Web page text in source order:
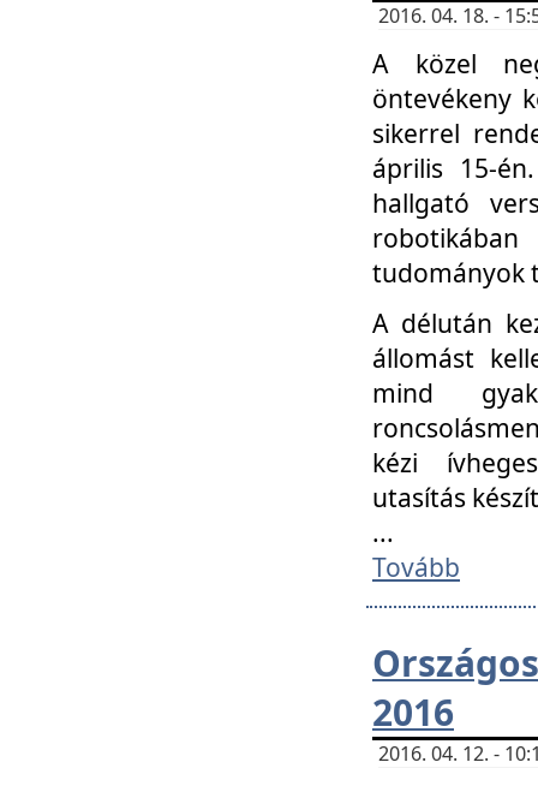
2016. 04. 18. -
A közel
öntevékeny
sikerrel
április 15-
hallgató
tudományok
A délután
állomást
mind
kézi
utasítás
...
Tovább
2016
2016. 04. 12. -